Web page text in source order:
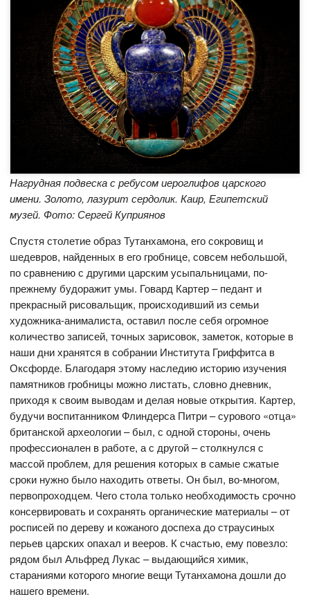
Нагрудная подвеска с ребусом иероглифов царского
имени. Золото, лазурит сердолик. Каир, Египетский
музей. Фото: Сергей Куприянов
Спустя столетие образ Тутанхамона, его сокровищ и
шедевров, найденных в его гробнице, совсем небольшой,
по сравнению с другими царским усыпальницами, по-
прежнему будоражит умы. Говард Картер – педант и
прекрасный рисовальщик, происходивший из семьи
художника-анималиста, оставил после себя огромное
количество записей, точных зарисовок, заметок, которые в
наши дни хранятся в собрании Института Гриффитса в
Оксфорде. Благодаря этому наследию историю изучения
памятников гробницы можно листать, словно дневник,
приходя к своим выводам и делая новые открытия. Картер,
будучи воспитанником Флиндерса Питри – сурового «отца»
британской археологии – был, с одной стороны, очень
профессионален в работе, а с другой – столкнулся с
массой проблем, для решения которых в самые сжатые
сроки нужно было находить ответы. Он был, во-многом,
первопроходцем. Чего стола только необходимость срочно
консервировать и сохранять органические материалы – от
росписей по дереву и кожаного доспеха до страусиных
перьев царских опахал и вееров. К счастью, ему повезло:
рядом был Альфред Лукас – выдающийся химик,
стараниями которого многие вещи Тутанхамона дошли до
нашего времени.